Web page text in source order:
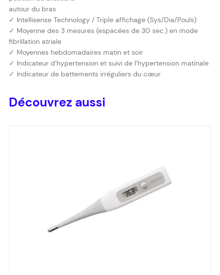
autour du bras
✓ Intellisense Technology / Triple affichage (Sys/Dia/Pouls)
✓ Moyenne des 3 mesures (espacées de 30 sec.) en mode
fibrillation atriale
✓ Moyennes hebdomadaires matin et soir
✓ Indicateur d’hypertension et suivi de l’hypertension matinale
✓ Indicateur de battements irréguliers du cœur
Découvrez aussi